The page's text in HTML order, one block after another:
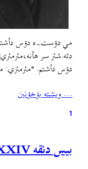
مي دۊست-ه دۊس
دئه.شئر سر
دۊس دأشتم. *مئرمئري:
Biblioklept
… ويشته بۊخؤنين
1
بیس دئقه XXIV